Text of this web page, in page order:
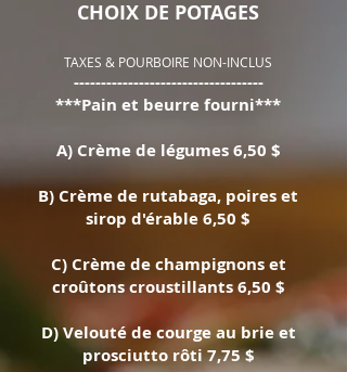
CHOIX DE POTAGES
TAXES & POURBOIRE NON-INCLUS
-----------------------------------
***Pain et beurre fourni***
A) Crème de légumes 6,50 $
B) Crème de rutabaga, poires et
sirop d'érable 6,50 $
C) Crème de champignons et
croûtons croustillants 6,50 $
D) Velouté de courge au brie et
prosciutto rôti 7,75 $